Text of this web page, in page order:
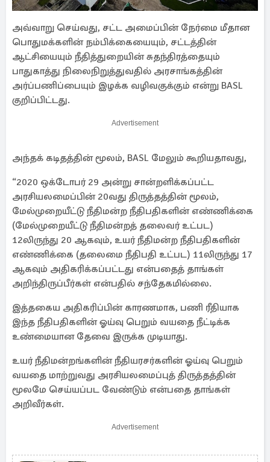
அவ்வாறு செய்வது, சட்ட அமைப்பின் நேர்மை மீதான
பொதுமக்களின் நம்பிக்கையையும், சட்டத்தின்
ஆட்சியையும் நீதித்துறையின் சுதந்திரத்தையும்
பாதுகாத்து நிலைநிறுத்துவதில் அரசாங்கத்தின்
அர்ப்பணிப்பையும் இழக்க வழிவகுக்கும் என்று BASL
குறிப்பிட்டது.
Advertisement
அந்தக் கடிதத்தின் மூலம், BASL மேலும் கூறியதாவது,
“2020 ஒக்டோபர் 29 அன்று சான்றளிக்கப்பட்ட
அரசியலமைப்பின் 20வது திருத்தத்தின் மூலம்,
மேல்முறையீட்டு நீதிமன்ற நீதிபதிகளின் எண்ணிக்கை
(மேல்முறையீட்டு நீதிமன்றத் தலைவர் உட்பட)
12லிருந்து 20 ஆகவும், உயர் நீதிமன்ற நீதிபதிகளின்
எண்ணிக்கை (தலைமை நீதிபதி உட்பட) 11லிருந்து 17
ஆகவும் அதிகரிக்கப்பட்டது என்பதைத் தாங்கள்
அறிந்திருப்பீர்கள் என்பதில் சந்தேகமில்லை.
இத்தகைய அதிகரிப்பின் காரணமாக, பணி ரீதியாக
இந்த நீதிபதிகளின் ஓய்வு பெறும் வயதை நீட்டிக்க
உண்மையான தேவை இருக்க முடியாது.
உயர் நீதிமன்றங்களின் நீதியரசர்களின் ஓய்வு பெறும்
வயதை மாற்றுவது அரசியலமைப்புத் திருத்தத்தின்
மூலமே செய்யப்பட வேண்டும் என்பதை தாங்கள்
அறிவீர்கள்.
Advertisement